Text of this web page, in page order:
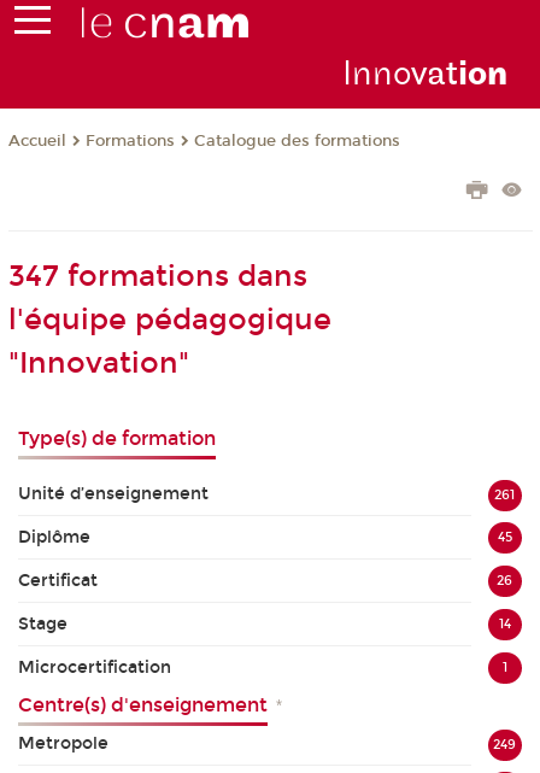
Innovation
Accueil Formations Catalogue des formations
347 formations dans
l'équipe pédagogique
"Innovation"
Type(s) de formation
Unité d’enseignement 261
Diplôme 45
Certificat 26
Stage 14
Microcertification 1
Centre(s) d'enseignement *
Metropole 249